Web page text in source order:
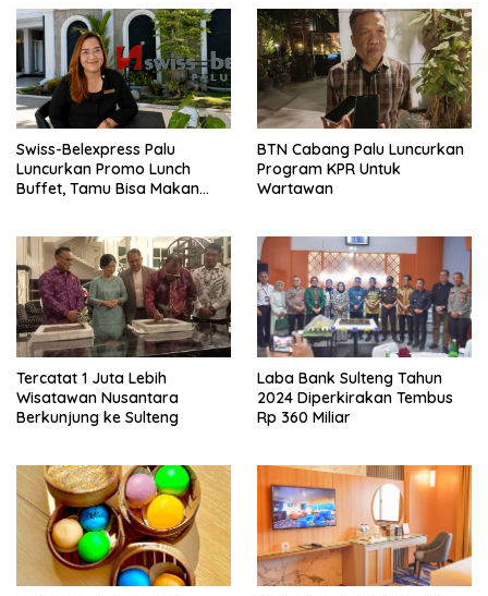
Swiss-Belexpress Palu
Luncurkan Promo Lunch
Buffet, Tamu Bisa Makan
BTN Cabang Palu Luncurkan
Program KPR Untuk
Wartawan
Tercatat 1 Juta Lebih
Wisatawan Nusantara
Berkunjung ke Sulteng
Laba Bank Sulteng Tahun
2024 Diperkirakan Tembus
Rp 360 Miliar